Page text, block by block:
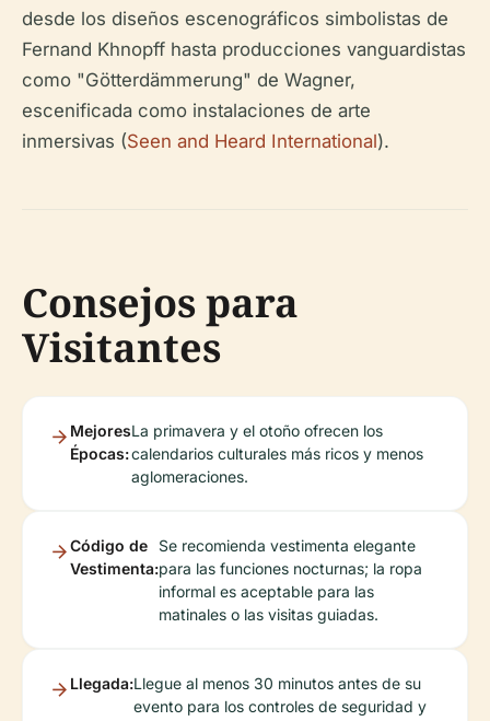
desde los diseños escenográficos simbolistas de
Fernand Khnopff hasta producciones vanguardistas
como "Götterdämmerung" de Wagner,
escenificada como instalaciones de arte
inmersivas (Seen and Heard International).
Consejos para
Visitantes
Mejores
Épocas:
La primavera y el otoño ofrecen los
calendarios culturales más ricos y menos
aglomeraciones.
Código de
Vestimenta:
Se recomienda vestimenta elegante
para las funciones nocturnas; la ropa
informal es aceptable para las
matinales o las visitas guiadas.
Llegada:Llegue al menos 30 minutos antes de su
evento para los controles de seguridad y